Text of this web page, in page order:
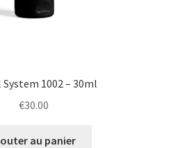
System 1002 – 30ml
€30.00
au panier